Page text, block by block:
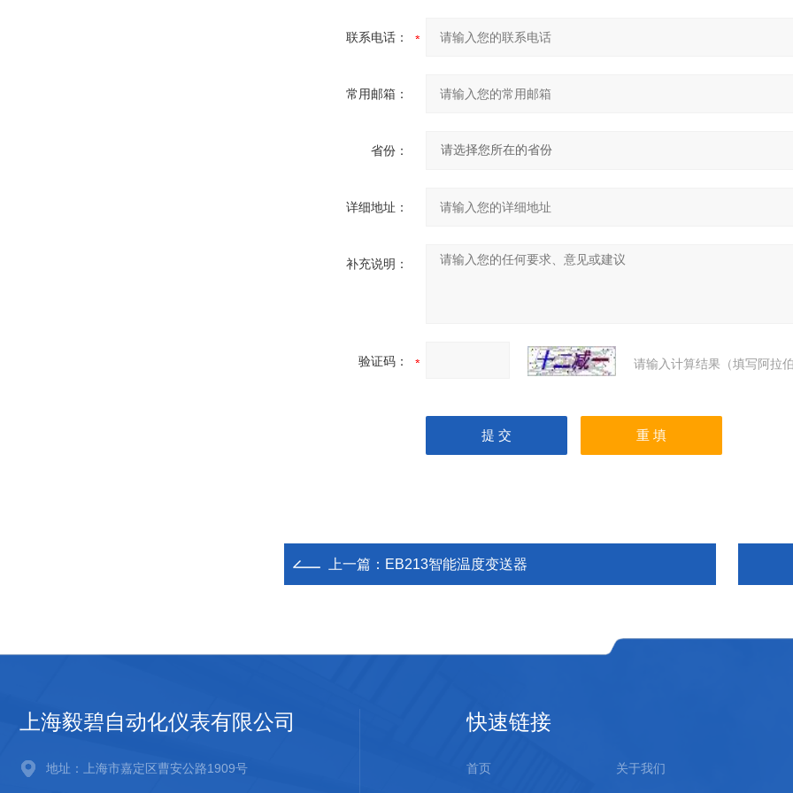
联系电话：
常用邮箱：
省份：
详细地址：
补充说明：
验证码： 请输入计算结果（填写阿拉
上一篇： EB213智能温度变送器
上海毅碧自动化仪表有限公司
地址：上海市嘉定区曹安公路1909号
快速链接
首页 关于我们